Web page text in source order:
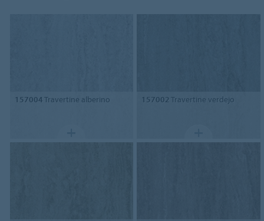
157004Travertine alberino 157002 Travertine verdejo